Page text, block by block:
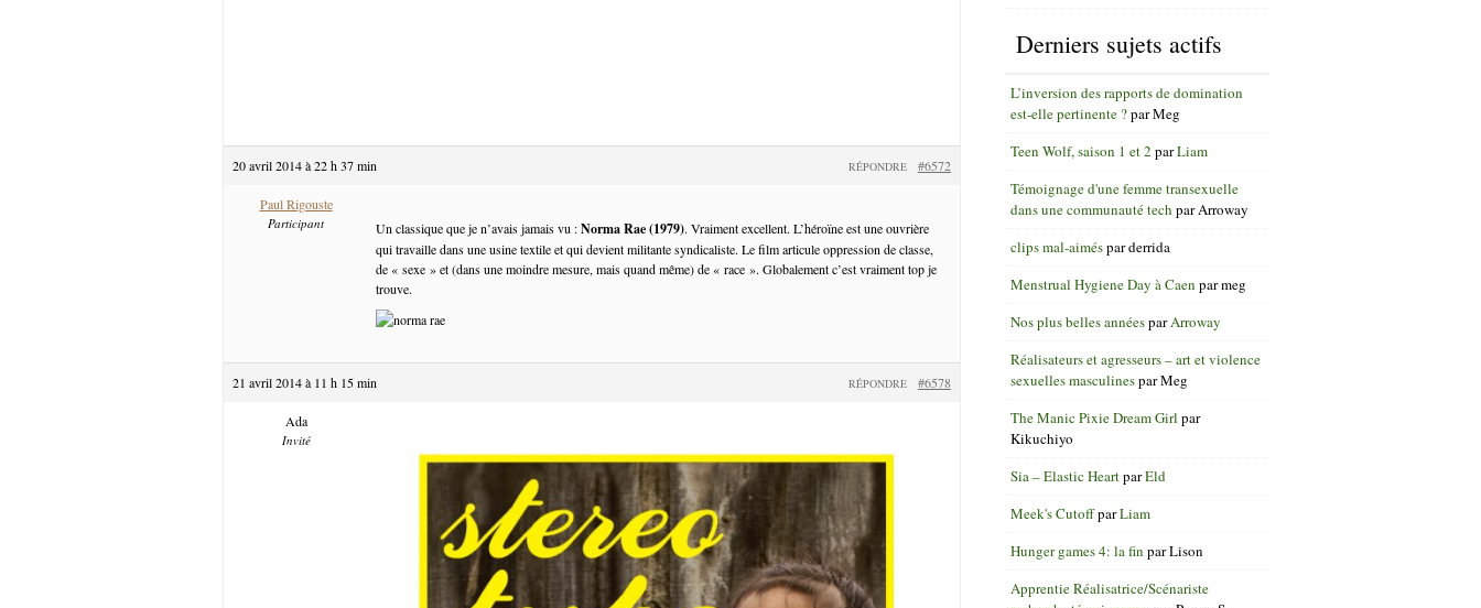
20 avril 2014 à 22 h 37 min #6572
RÉPONDRE
Paul Rigouste
Participant Un classique que je n’avais jamais vu :Norma Rae (1979). Vraiment excellent. L’héroïne est une ouvrière
qui travaille dans une usine textile et qui devient militante syndicaliste. Le film articule oppression de classe,
de « sexe » et (dans une moindre mesure, mais quand même) de « race ». Globalement c’est vraiment top je
trouve.
21 avril 2014 à 11 h 15 min #6578
RÉPONDRE
Ada
Invité
Derniers sujets actifs
L’inversion des rapports de domination
est-elle pertinente ?parMeg
Teen Wolf, saison 1 et 2 parLiam
Témoignage d'une femme transexuelle
dans une communauté tech parArroway
clips mal-aimésparderrida
Menstrual Hygiene Day à Caen parmeg
Nos plus belles annéesparArroway
Réalisateurs et agresseurs – art et violence
sexuelles masculinesparMeg
The Manic Pixie Dream Girl par
Kikuchiyo
Sia – Elastic HeartparEld
Meek's CutoffparLiam
Hunger games 4: la fin parLison
Apprentie Réalisatrice/Scénariste